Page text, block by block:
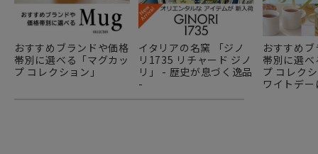
おすすめブランドや価格
帯別に選べる「マグカッ
プ コレクション」
イタリアの名窯 「ジノ
リ1735 リチャード ジノ
リ」 - 歴史が息づく逸品
-
おすすめ
帯別に選
プ コレク
ワイトデ